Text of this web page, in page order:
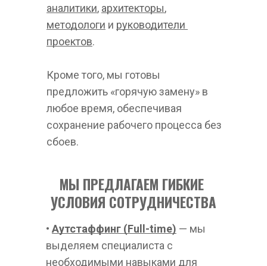
аналитики, архитекторы
методологи и руководители
проектов.
Кроме того, мы готовы
предложить «горячую замену» в
любое время, обеспечивая
сохранение рабочего процесса без
сбоев.
МЫ ПРЕДЛАГАЕМ ГИБКИЕ
УСЛОВИЯ СОТРУДНИЧЕСТВА
• Аутстаффинг (Full-time) — мы
выделяем специалиста с
необходимыми навыками для